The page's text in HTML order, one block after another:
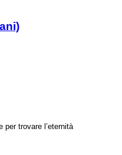
per trovare l’eternità